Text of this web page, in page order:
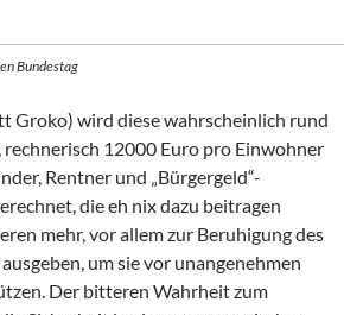
Bundestag
Groko) wird diese wahrscheinlich rund
rechnerisch 12000 Euro pro Einwohner
Rentner und „Bürgergeld“-
die eh nix dazu beitragen
mehr, vor allem zur Beruhigung des
um sie vor unangenehmen
Der bitteren Wahrheit zum